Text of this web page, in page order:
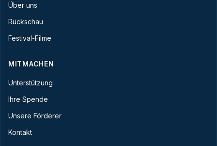
Über uns
Rückschau
Festival-Filme
MITMACHEN
Unterstützung
Ihre Spende
Unsere Förderer
Kontakt